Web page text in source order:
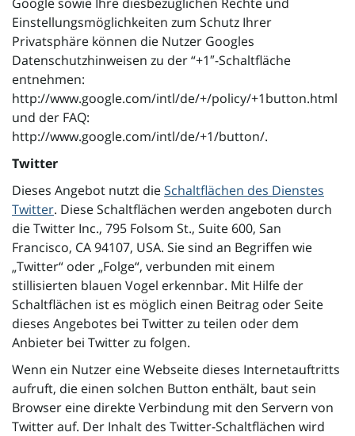
Einstellungsmöglichkeiten zum Schutz Ihrer
Privatsphäre können die Nutzer Googles
Datenschutzhinweisen zu der “+1″-Schaltfläche
entnehmen:
http://www.google.com/intl/de/+/policy/+1button.html
und der FAQ:
http://www.google.com/intl/de/+1/button/.
Twitter
Dieses Angebot nutzt dieSchaltflächen des Dienstes
Twitter. Diese Schaltflächen werden angeboten durch
die Twitter Inc., 795 Folsom St., Suite 600, San
Francisco, CA 94107, USA. Sie sind an Begriffen wie
„Twitter“ oder „Folge“, verbunden mit einem
stillisierten blauen Vogel erkennbar. Mit Hilfe der
Schaltflächen ist es möglich einen Beitrag oder Seite
dieses Angebotes bei Twitter zu teilen oder dem
Anbieter bei Twitter zu folgen.
Wenn ein Nutzer eine Webseite dieses Internetauftritts
aufruft, die einen solchen Button enthält, baut sein
Browser eine direkte Verbindung mit den Servern von
Twitter auf. Der Inhalt des Twitter-Schaltflächen wird